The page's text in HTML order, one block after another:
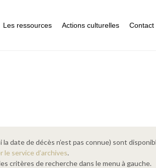
Les ressources Actions culturelles Contact
date de décès n’est pas connue) sont
le service d’archives.
critères de recherche dans le menu à gauche.